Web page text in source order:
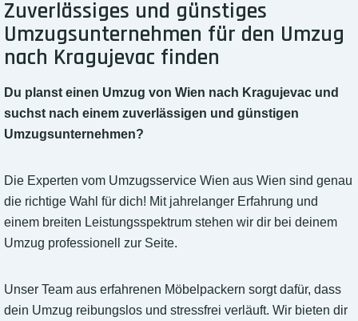
Zuverlässiges und günstiges
Umzugsunternehmen für den Umzug
nach Kragujevac finden
Du planst einen Umzug von Wien nach Kragujevac und
suchst nach einem zuverlässigen und günstigen
Umzugsunternehmen?
Die Experten vom Umzugsservice Wien aus Wien sind genau
die richtige Wahl für dich! Mit jahrelanger Erfahrung und
einem breiten Leistungsspektrum stehen wir dir bei deinem
Umzug professionell zur Seite.
Unser Team aus erfahrenen Möbelpackern sorgt dafür, dass
dein Umzug reibungslos und stressfrei verläuft. Wir bieten dir